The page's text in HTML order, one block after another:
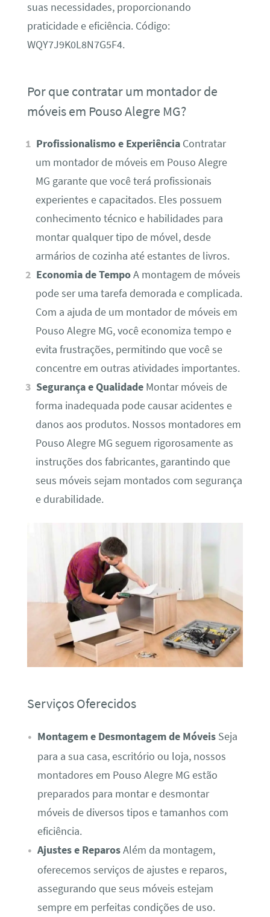
suas necessidades, proporcionando
praticidade e eficiência. Código:
WQY7J9K0L8N7G5F4.
Por que contratar um montador de
móveis em Pouso Alegre MG?
Profissionalismo e Experiência Contratar
um montador de móveis em Pouso Alegre
MG garante que você terá profissionais
experientes e capacitados. Eles possuem
conhecimento técnico e habilidades para
montar qualquer tipo de móvel, desde
armários de cozinha até estantes de livros.
Economia de TempoA montagem de móveis
pode ser uma tarefa demorada e complicada.
Com a ajuda de um montador de móveis em
Pouso Alegre MG, você economiza tempo e
evita frustrações, permitindo que você se
concentre em outras atividades importantes.
Segurança e Qualidade Montar móveis de
forma inadequada pode causar acidentes e
danos aos produtos. Nossos montadores em
Pouso Alegre MG seguem rigorosamente as
instruções dos fabricantes, garantindo que
seus móveis sejam montados com segurança
e durabilidade.
Serviços Oferecidos
Montagem e Desmontagem de MóveisSeja
para a sua casa, escritório ou loja, nossos
montadores em Pouso Alegre MG estão
preparados para montar e desmontar
móveis de diversos tipos e tamanhos com
eficiência.
Ajustes e ReparosAlém da montagem,
oferecemos serviços de ajustes e reparos,
assegurando que seus móveis estejam
sempre em perfeitas condições de uso.